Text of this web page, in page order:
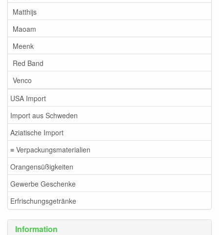
Matthijs
Maoam
Meenk
Red Band
Venco
USA Import
Import aus Schweden
Aziatische Import
≡ Verpackungsmaterialien
Orangensüßigkeiten
Gewerbe Geschenke
Erfrischungsgetränke
Information